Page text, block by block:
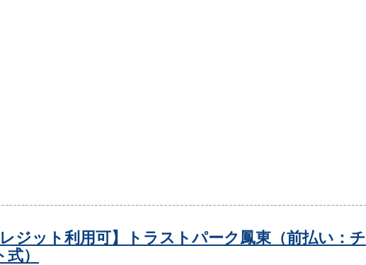
レジット利用可】トラストパーク鳳東（前払い：チ
）